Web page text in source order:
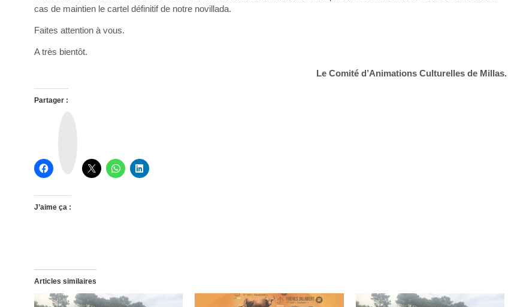
cas de maintien le cartel définitif de notre novillada.
Faites attention à vous.
A très bientôt.
Le Comité d’Animations Culturelles de Millas.
Partager :
J’aime ça :
Articles similaires